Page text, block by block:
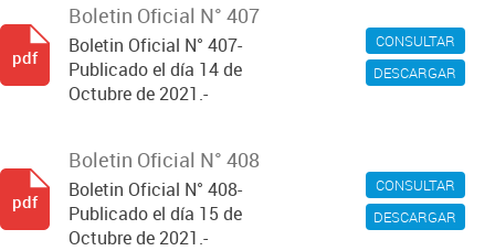
CONSULTAR
DESCARGAR
Boletin Oficial N° 407
Boletin Oficial N° 407-
Publicado el día 14 de
Octubre de 2021.-
pdf
CONSULTAR
DESCARGAR
Boletin Oficial N° 408
Boletin Oficial N° 408-
Publicado el día 15 de
Octubre de 2021.-
pdf